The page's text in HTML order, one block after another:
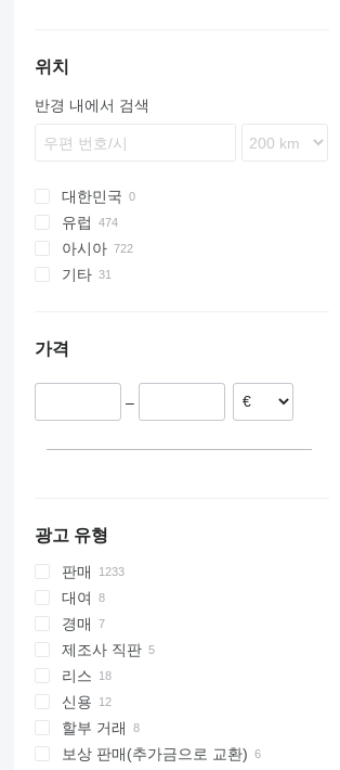
위치
반경 내에서 검색
대한민국
유럽
폴란드
이탈리아
아시아
인도
기타
가격
–
광고 유형
판매
대여
경매
제조사 직판
리스
신용
할부 거래
보상 판매(추가금으로 교환)